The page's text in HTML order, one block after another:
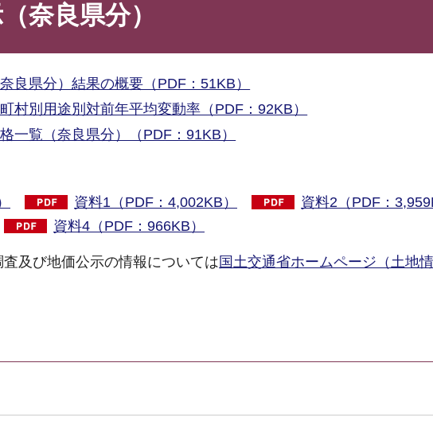
奈良県分）
良県分）結果の概要（PDF：51KB）
村別用途別対前年平均変動率（PDF：92KB）
一覧（奈良県分）（PDF：91KB）
資料1（PDF：4,002KB）
資料2（PDF：
資料4（PDF：966KB）
及び地価公示の情報については国土交通省ホームページ（土地